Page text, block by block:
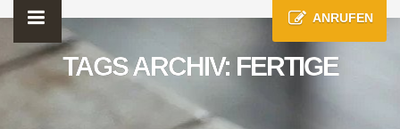
ANRUFEN
TAGS ARCHIV: FERTIGE